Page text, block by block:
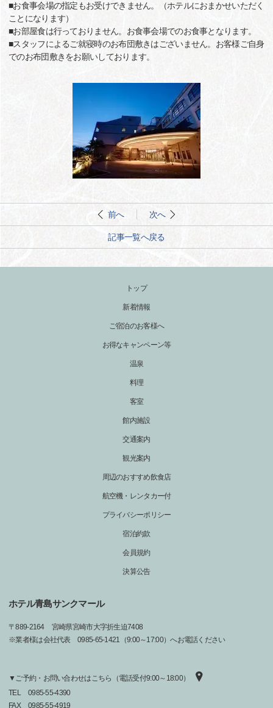
■お食事会場の指定もお受けできません。（ホテルにおまかせいただく
ことになります）
■お部屋食は行っておりません。お食事会場でのお食事となります。
■スタッフによるご就寝時のお布団敷きはございません。お客様ご自身
でのお布団敷きをお願いしております。
前へ 次へ
記事一覧へ戻る
トップ
新着情報
ご宿泊のお客様へ
お得なキャンペーン等
温泉
料理
客室
館内施設
交通案内
観光案内
周辺のおすすめ飲食店
航空機・レンタカー付
プライバシーポリシー
宿泊約款
会員規約
決算公告
ホテル青島サンクマール
〒889-2164
宮崎県宮崎市大字折生迫7408
※業者様は会社代表 0985-65-1421（9:00～17:00）へお電話ください
▼ご予約・お問い合わせはこちら（電話受付9:00～18:00）
TEL
0985-55-4390
FAX
0985-55-4919